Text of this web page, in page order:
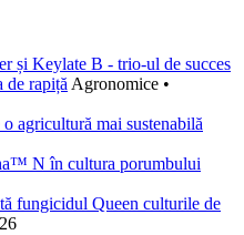
și Keylate B - trio-ul de succes
de rapițăAgronomice •
agricultură mai sustenabilă
N în cultura porumbului
fungicidul Queen culturile de